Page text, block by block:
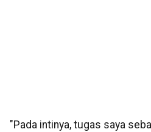
"Pada intinya, tugas saya